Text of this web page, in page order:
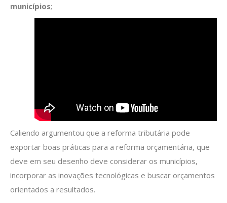
municípios;
Caliendo argumentou que a reforma tributária pode
exportar boas práticas para a reforma orçamentária, que
deve em seu desenho deve considerar os municípios,
incorporar as inovações tecnológicas e buscar orçamentos
orientados a resultados.